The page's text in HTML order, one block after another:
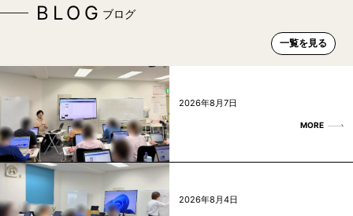
BLOG ブログ
一覧を見る
2026年8月7日
MORE
2026年8月4日